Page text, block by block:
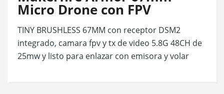
Micro Drone con FPV
TINY BRUSHLESS 67MM con receptor DSM2
integrado, camara fpv y tx de video 5.8G 48CH de
25mw y listo para enlazar con emisora y volar